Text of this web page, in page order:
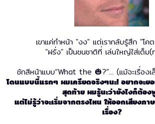
เขาแค่ทำหน้า "งง" แต่เรากลับรู้สึก "โค
"ฝรั่ง" เป็นชนชาติที่ เล่นใหญ่ใส่เต็ม(
ชักสีหน้าแบบ“What the 🎃?”... (แม้จะเรื่องเ
โดนแบบนี้แรกๆ ผมเครียดจริงๆนะ! อยากจะย
สุดท้าย ผมรู้นะว่ายังไงก็ต้อง
แต่ไม่รู้ว่าจะเริ่มจากตรงไหน ให้ออกเสียงภ
เรื่อง?